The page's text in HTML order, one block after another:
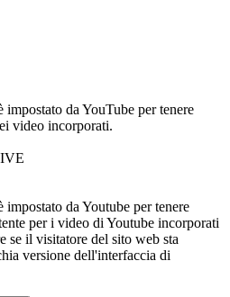
impostato da YouTube per tenere
video incorporati.
impostato da Youtube per tenere
per i video di Youtube incorporati
se il visitatore del sito web sta
versione dell'interfaccia di